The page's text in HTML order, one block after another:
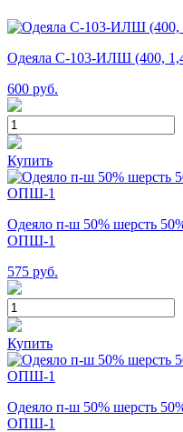
Одеяла С-103-ИЛШ (400,
600 руб.
Купить
Одеяло п-ш 50% шерсть
ОПШ-1
575 руб.
Купить
Одеяло п-ш 50% шерсть
ОПШ-1